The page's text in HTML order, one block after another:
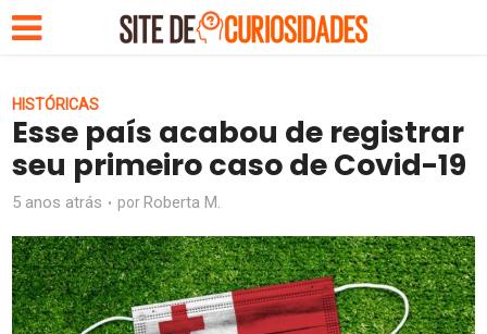
HISTÓRICAS
Esse país acabou de registrar
seu primeiro caso de Covid-19
5 anos atrás por Roberta M.